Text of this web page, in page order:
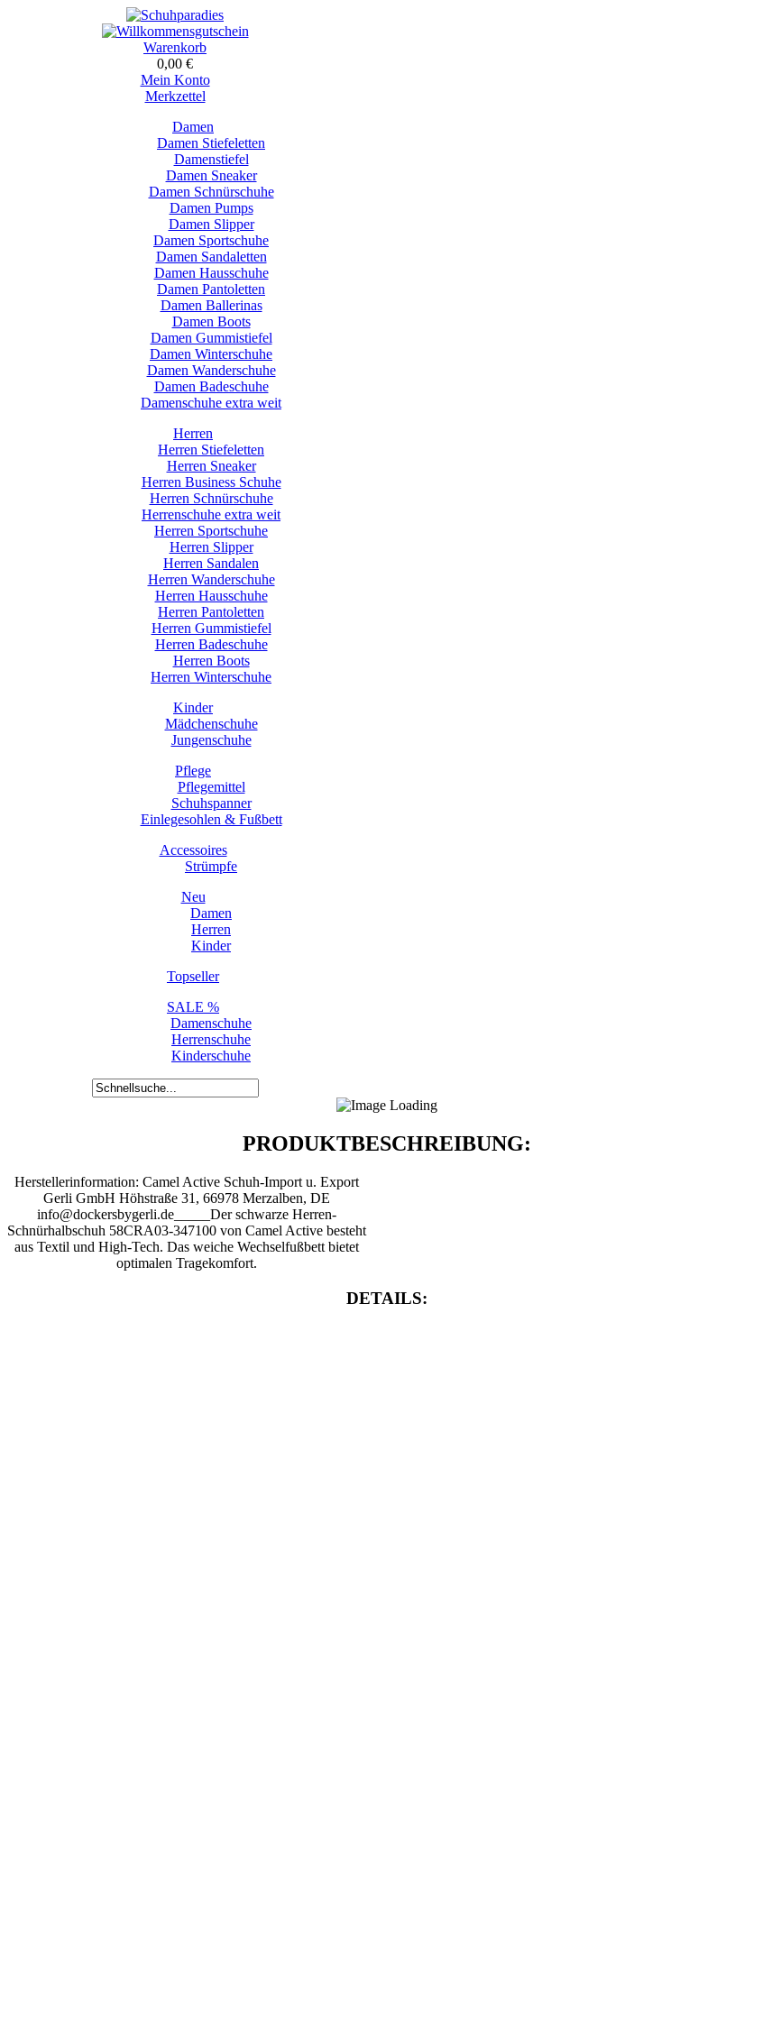
Warenkorb
0,00 €
Mein Konto
Merkzettel
Damen
Damen Stiefeletten
Damenstiefel
Damen Sneaker
Damen Schnürschuhe
Damen Pumps
Damen Slipper
Damen Sportschuhe
Damen Sandaletten
Damen Hausschuhe
Damen Pantoletten
Damen Ballerinas
Damen Boots
Damen Gummistiefel
Damen Winterschuhe
Damen Wanderschuhe
Damen Badeschuhe
Damenschuhe extra weit
Herren
Herren Stiefeletten
Herren Sneaker
Herren Business Schuhe
Herren Schnürschuhe
Herrenschuhe extra weit
Herren Sportschuhe
Herren Slipper
Herren Sandalen
Herren Wanderschuhe
Herren Hausschuhe
Herren Pantoletten
Herren Gummistiefel
Herren Badeschuhe
Herren Boots
Herren Winterschuhe
Kinder
Mädchenschuhe
Jungenschuhe
Pflege
Pflegemittel
Schuhspanner
Einlegesohlen & Fußbett
Accessoires
Strümpfe
Neu
Damen
Herren
Kinder
Topseller
SALE %
Damenschuhe
Herrenschuhe
Kinderschuhe
PRODUKTBESCHREIBUNG:
Herstellerinformation: Camel Active Schuh-Import u. Export
Gerli GmbH Höhstraße 31, 66978 Merzalben, DE
info@dockersbygerli.de_____Der schwarze Herren-
Schnürhalbschuh 58CRA03-347100 von Camel Active besteht
aus Textil und High-Tech. Das weiche Wechselfußbett bietet
optimalen Tragekomfort.
DETAILS: